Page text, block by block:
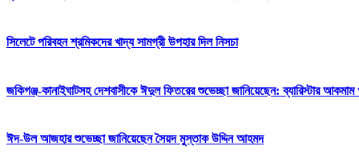
সিলেটে পরিবহন শ্রমিকদের খাদ্য সামগ্রী উপহার দিল নিসচা
জকিগঞ্জ-কানাইঘাটসহ দেশবাসীকে ঈদুল ফিতরের শুভেচ্ছা জানিয়েছেন: ব্যারিস্টার আকমাম
ঈদ-উল আজহার শুভেচ্ছা জানিয়েছেন সৈয়দ মুস্তাক উদ্দিন আহমদ